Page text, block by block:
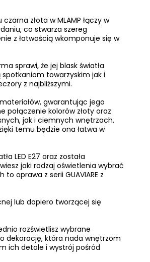
złota w MLAMP łączy w
co stwarza szereg
z łatwością wkomponuje się w
sprawi, że jej blask światła
towarzyskim jak i
z najbliższymi.
gwarantując jego
połączenie kolorów złoty oraz
jak i ciemnych wnętrzach.
temu będzie ona łatwa w
LED E27 oraz została
jaki rodzaj oświetlenia wybrać
oprawa z serii GUAVIARE z
lub dopiero tworzącej się
rozświetlisz wybrane
dekorację, która nada wnętrzom
ich detale i wystrój pośród